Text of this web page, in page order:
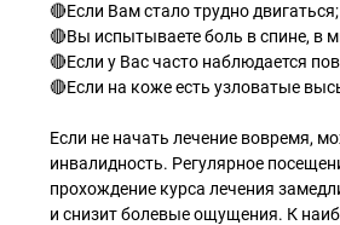
🔴Если Вам стало трудно двигаться;
🔴Вы испытываете боль в спине, в
🔴Если у Вас часто наблюдается
🔴Если на коже есть узловатые
Если не начать лечение вовремя,
инвалидность. Регулярное
прохождение курса лечения
и снизит болевые ощущения. К